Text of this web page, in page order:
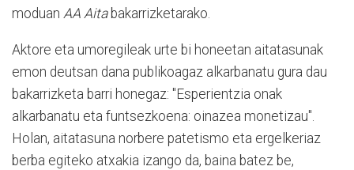
moduan AA Aitabakarrizketarako.
Aktore eta umoregileak urte bi honeetan aitatasunak
emon deutsan dana publikoagaz alkarbanatu gura dau
bakarrizketa barri honegaz: "Esperientzia onak
alkarbanatu eta funtsezkoena: oinazea monetizau".
Holan, aitatasuna norbere patetismo eta ergelkeriaz
berba egiteko atxakia izango da, baina batez be,